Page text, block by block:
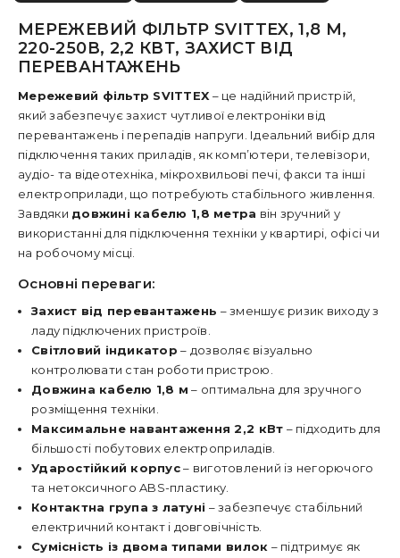
МЕРЕЖЕВИЙ ФІЛЬТР SVITTEX, 1,8 М,
220-250В, 2,2 КВТ, ЗАХИСТ ВІД
ПЕРЕВАНТАЖЕНЬ
Мережевий фільтр SVITTEX – це надійний пристрій,
який забезпечує захист чутливої електроніки від
перевантажень і перепадів напруги. Ідеальний вибір для
підключення таких приладів, як комп’ютери, телевізори,
аудіо- та відеотехніка, мікрохвильові печі, факси та інші
електроприлади, що потребують стабільного живлення.
Завдяки довжині кабелю 1,8 метра він зручний у
використанні для підключення техніки у квартирі, офісі чи
на робочому місці.
Основні переваги:
Захист від перевантажень – зменшує ризик виходу з
ладу підключених пристроїв.
Світловий індикатор – дозволяє візуально
контролювати стан роботи пристрою.
Довжина кабелю 1,8 м – оптимальна для зручного
розміщення техніки.
Максимальне навантаження 2,2 кВт – підходить для
більшості побутових електроприладів.
Ударостійкий корпус– виготовлений із негорючого
та нетоксичного ABS-пластику.
Контактна група з латуні – забезпечує стабільний
електричний контакт і довговічність.
Сумісність із двома типами вилок – підтримує як